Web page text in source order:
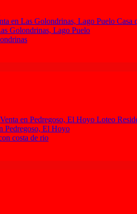
Golondrinas, Lago Puelo
Pedregoso, El Hoyo
costa de rio